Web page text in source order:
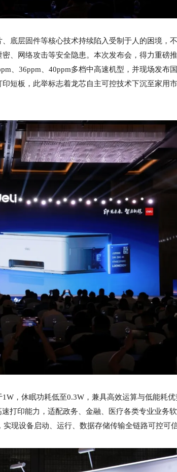
底层固件等核心技术持续陷入受制于人的困境，
、网络攻击等安全隐患。本次发布会，得力重磅
、36ppm、40ppm多档中高速机型，并现场发布
短板，此举标志着龙芯自主可控技术下沉至家用
，休眠功耗低至0.3W，兼具高效运算与低能耗
打印能力，适配政务、金融、医疗各类专业业务
现设备启动、运行、数据存储传输全链路可控可